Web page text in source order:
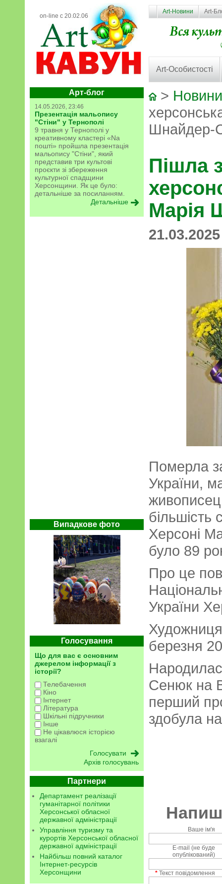
on-line с 20.02.06
Art-Новини Art-
Art-Особистості
Арт-блог
14.05.2026, 23:46
Презентація мальопису
"Стіни" у Тернополі
9 травня у Тернополі у
креативному кластері «Na
пошті» пройшла презентація
мальопису "Стіни", який
представив три культові
проєкти зі збереження
культурної спадщини
Херсонщини. Як це було:
детальніше за посиланням.
Детальніше
Випадкове фото
Голосування
Що для вас є основним
джерелом інформації з
історії?
Телебачення
Кіно
Інтернет
Література
Шкільні підручники
Інше
Не цікавлюся історією
взагалі
Архів голосувань
Партнери
Департамент реалізації
гуманітарної політики
Херсонської обласної
державної адміністрації
Управління туризму та
курортів Херсонської обласної
державної адміністрації
Найбільш повний каталог
Інтернет-ресурсів
Херсонщини
>
Шнайдер-
Пішла
Марія
Померла
України,
більшість
Херсоні
було 89
Про це
України
березня
Сенюк на
перший
здобула
Ваше ім'я
E-mail (не буде
опублікований)
* Текст повідомлення